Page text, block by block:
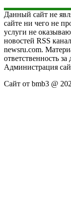
Данный сайт не
сайте ни чего не
услуги не
новостей RSS
newsru.com.
ответственность
Администрация
Сайт от bmb3 @